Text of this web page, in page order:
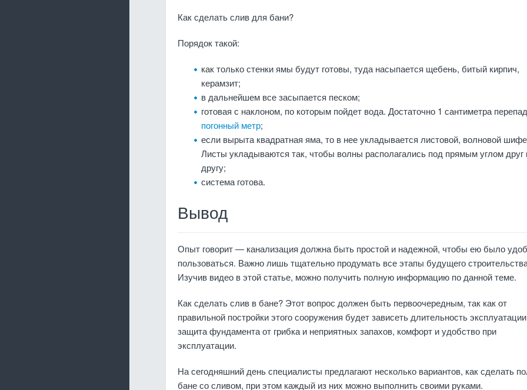
Как сделать слив для бани?
Порядок такой:
как только стенки ямы будут готовы, туда насыпается щебень, битый кирпич,
керамзит;
в дальнейшем все засыпается песком;
готовая с наклоном, по которым пойдет вода. Достаточно 1 сантиметра
погонный метр;
если вырыта квадратная яма, то в нее укладывается листовой, волновой
Листы укладываются так, чтобы волны располагались под прямым углом друг
другу;
система готова.
Вывод
Опыт говорит — канализация должна быть простой и надежной, чтобы ею было
пользоваться. Важно лишь тщательно продумать все этапы будущего
Изучив видео в этой статье, можно получить полную информацию по данной теме.
Как сделать слив в бане? Этот вопрос должен быть первоочередным, так как от
правильной постройки этого сооружения будет зависеть длительность
защита фундамента от грибка и неприятных запахов, комфорт и удобство при
эксплуатации.
На сегодняшний день специалисты предлагают несколько вариантов, как сделать
бане со сливом, при этом каждый из них можно выполнить своими руками.